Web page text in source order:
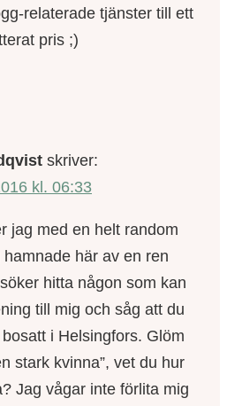
relaterade tjänster till ett
pris ;)
skriver:
kl. 06:33
jag med en helt random
hamnade här av en ren
hitta någon som kan
till mig och såg att du
i Helsingfors. Glöm
stark kvinna”, vet du hur
Jag vågar inte förlita mig